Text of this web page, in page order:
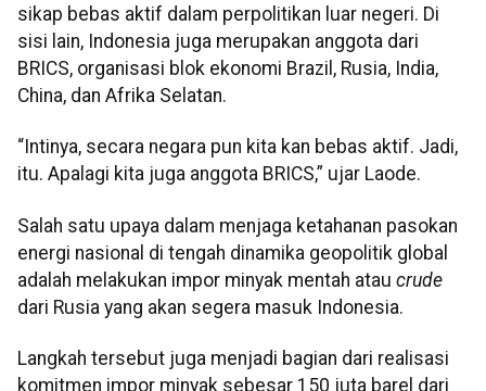
sikap bebas aktif dalam perpolitikan luar negeri. Di
sisi lain, Indonesia juga merupakan anggota dari
BRICS, organisasi blok ekonomi Brazil, Rusia, India,
China, dan Afrika Selatan.
“Intinya, secara negara pun kita kan bebas aktif. Jadi,
itu. Apalagi kita juga anggota BRICS,” ujar Laode.
Salah satu upaya dalam menjaga ketahanan pasokan
energi nasional di tengah dinamika geopolitik global
adalah melakukan impor minyak mentah atau crude
dari Rusia yang akan segera masuk Indonesia.
Langkah tersebut juga menjadi bagian dari realisasi
komitmen impor minyak sebesar 150 juta barel dari